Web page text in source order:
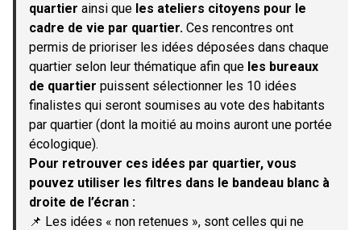
quartier ainsi que les ateliers citoyens pour le
cadre de vie par quartier. Ces rencontres ont
permis de prioriser les idées déposées dans chaque
quartier selon leur thématique afin que les bureaux
de quartier puissent sélectionner les 10 idées
finalistes qui seront soumises au vote des habitants
par quartier (dont la moitié au moins auront une portée
écologique).
Pour retrouver ces idées par quartier, vous
pouvez utiliser les filtres dans le bandeau blanc à
droite de l’écran :
📌 Les idées « non retenues », sont celles qui ne